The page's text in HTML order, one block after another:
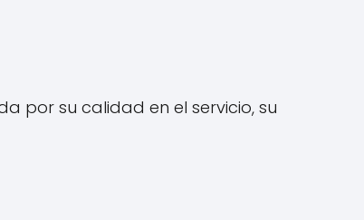
por su calidad en el servicio, su